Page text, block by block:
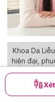
Khoa Da
hiện đại,
Khoa Da